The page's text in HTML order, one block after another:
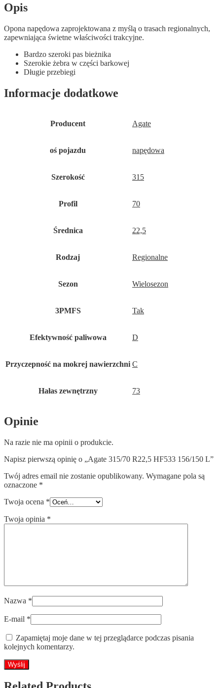
Opis
Opona napędowa zaprojektowana z myślą o trasach regionalnych,
zapewniająca świetne właściwości trakcyjne.
Bardzo szeroki pas bieżnika
Szerokie żebra w części barkowej
Długie przebiegi
Informacje dodatkowe
Producent Agate
oś pojazdu napędowa
Szerokość 315
Profil 70
Średnica 22,5
Rodzaj Regionalne
Sezon Wielosezon
3PMFS Tak
Efektywność paliwowa D
Przyczepność na mokrej nawierzchni C
Hałas zewnętrzny 73
Opinie
Na razie nie ma opinii o produkcie.
Napisz pierwszą opinię o „Agate 315/70 R22,5 HF533 156/150 L”
Twój adres email nie zostanie opublikowany. Wymagane pola są
oznaczone *
Twoja ocena *
Twoja opinia *
Nazwa *
E-mail *
Zapamiętaj moje dane w tej przeglądarce podczas pisania
kolejnych komentarzy.